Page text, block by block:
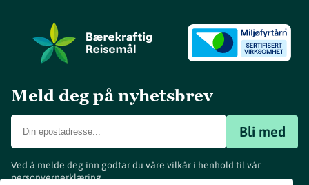
Meld deg på nyhetsbrev
Bli med
Ved å melde deg inn godtar du våre vilkår i henhold til vår
personvernerklæring.